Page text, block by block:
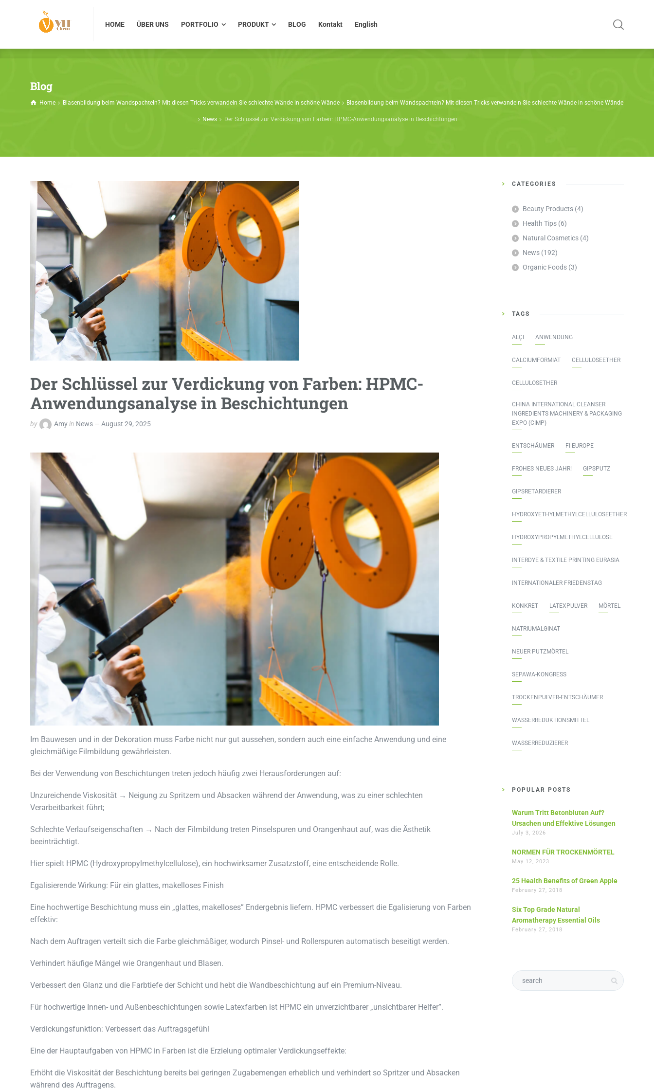
HOME ÜBER UNS PORTFOLIO PRODUKT BLOG Kontakt English
Blog
Home Blasenbildung beim Wandspachteln? Mit diesen Tricks verwandeln Sie schlechte Wände in schöne Wände Blasenbildung beim Wandspachteln? Mit diesen Tricks verwandeln Sie schlechte Wände in schöne Wände
News Der Schlüssel zur Verdickung von Farben: HPMC-Anwendungsanalyse in Beschichtungen
Der Schlüssel zur Verdickung von Farben: HPMC-
Anwendungsanalyse in Beschichtungen
by Amyin News August 29, 2025
Im Bauwesen und in der Dekoration muss Farbe nicht nur gut aussehen, sondern auch eine einfache Anwendung und eine
gleichmäßige Filmbildung gewährleisten.
Bei der Verwendung von Beschichtungen treten jedoch häufig zwei Herausforderungen auf:
Unzureichende Viskosität → Neigung zu Spritzern und Absacken während der Anwendung, was zu einer schlechten
Verarbeitbarkeit führt;
Schlechte Verlaufseigenschaften → Nach der Filmbildung treten Pinselspuren und Orangenhaut auf, was die Ästhetik
beeinträchtigt.
Hier spielt HPMC (Hydroxypropylmethylcellulose), ein hochwirksamer Zusatzstoff, eine entscheidende Rolle.
Egalisierende Wirkung: Für ein glattes, makelloses Finish
Eine hochwertige Beschichtung muss ein „glattes, makelloses” Endergebnis liefern. HPMC verbessert die Egalisierung von Farben
effektiv:
Nach dem Auftragen verteilt sich die Farbe gleichmäßiger, wodurch Pinsel- und Rollerspuren automatisch beseitigt werden.
Verhindert häufige Mängel wie Orangenhaut und Blasen.
Verbessert den Glanz und die Farbtiefe der Schicht und hebt die Wandbeschichtung auf ein Premium-Niveau.
Für hochwertige Innen- und Außenbeschichtungen sowie Latexfarben ist HPMC ein unverzichtbarer „unsichtbarer Helfer”.
Verdickungsfunktion: Verbessert das Auftragsgefühl
Eine der Hauptaufgaben von HPMC in Farben ist die Erzielung optimaler Verdickungseffekte:
Erhöht die Viskosität der Beschichtung bereits bei geringen Zugabemengen erheblich und verhindert so Spritzer und Absacken
während des Auftragens.
CATEGORIES
Beauty Products (4)
Health Tips (6)
Natural Cosmetics (4)
News (192)
Organic Foods (3)
TAGS
ALÇI ANWENDUNG
CALCIUMFORMIAT CELLULOSEETHER
CELLULOSETHER
CHINA INTERNATIONAL CLEANSER
INGREDIENTS MACHINERY & PACKAGING
EXPO (CIMP)
ENTSCHÄUMER FI EUROPE
FROHES NEUES JAHR! GIPSPUTZ
GIPSRETARDIERER
HYDROXYETHYLMETHYLCELLULOSEETHER
HYDROXYPROPYLMETHYLCELLULOSE
INTERDYE & TEXTILE PRINTING EURASIA
INTERNATIONALER FRIEDENSTAG
KONKRET LATEXPULVER MÖRTEL
NATRIUMALGINAT
NEUER PUTZMÖRTEL
SEPAWA-KONGRESS
TROCKENPULVER-ENTSCHÄUMER
WASSERREDUKTIONSMITTEL
WASSERREDUZIERER
POPULAR POSTS
Warum Tritt Betonbluten Auf?
Ursachen und Effektive Lösungen
July 3, 2026
NORMEN FÜR TROCKENMÖRTEL
May 12, 2023
25 Health Benefits of Green Apple
February 27, 2018
Six Top Grade Natural
Aromatherapy Essential Oils
February 27, 2018